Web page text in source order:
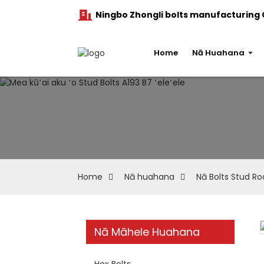
Ningbo Zhongli bolts manufacturing
Home Nā Huahana
Home Nā huahana Nā Bolts Stud
Nā Māhele Huahana